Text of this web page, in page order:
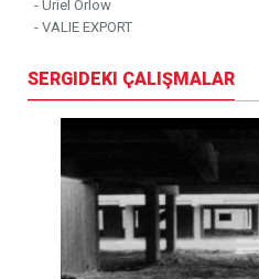
- Uriel Orlow
- VALIE EXPORT
SERGIDEKI ÇALIŞMALAR